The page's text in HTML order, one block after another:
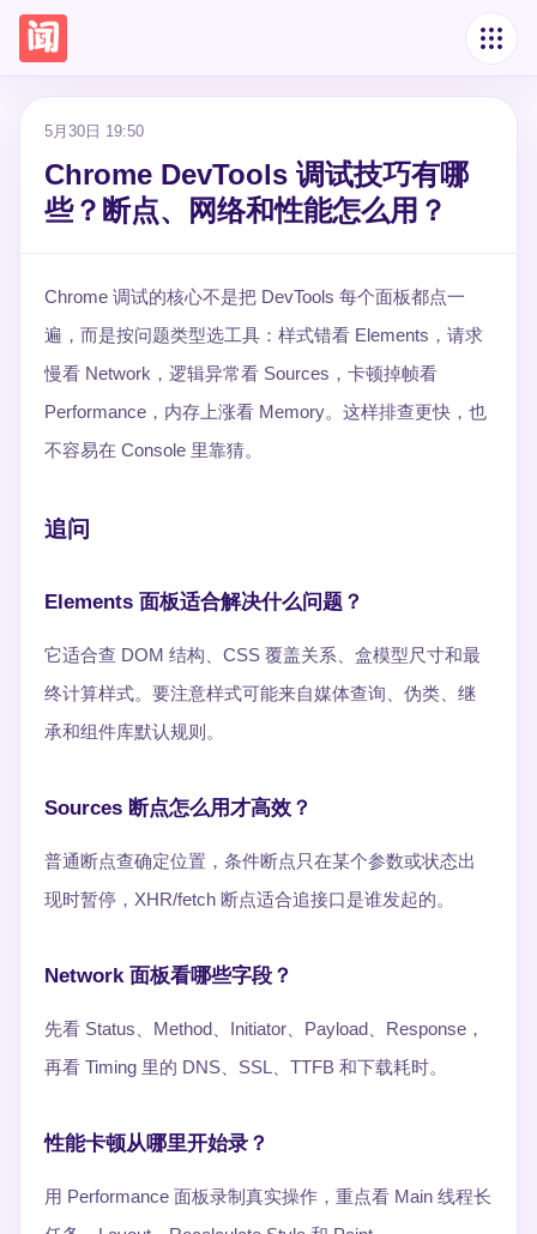
5月30日 19:50
Chrome DevTools 调试技巧有哪
些？断点、网络和性能怎么用？
Chrome 调试的核心不是把 DevTools 每个面板都点一
遍，而是按问题类型选工具：样式错看 Elements，请求
慢看 Network，逻辑异常看 Sources，卡顿掉帧看
Performance，内存上涨看 Memory。这样排查更快，也
不容易在 Console 里靠猜。
追问
Elements 面板适合解决什么问题？
它适合查 DOM 结构、CSS 覆盖关系、盒模型尺寸和最
终计算样式。要注意样式可能来自媒体查询、伪类、继
承和组件库默认规则。
Sources 断点怎么用才高效？
普通断点查确定位置，条件断点只在某个参数或状态出
现时暂停，XHR/fetch 断点适合追接口是谁发起的。
Network 面板看哪些字段？
先看 Status、Method、Initiator、Payload、Response，
再看 Timing 里的 DNS、SSL、TTFB 和下载耗时。
性能卡顿从哪里开始录？
用 Performance 面板录制真实操作，重点看 Main 线程长